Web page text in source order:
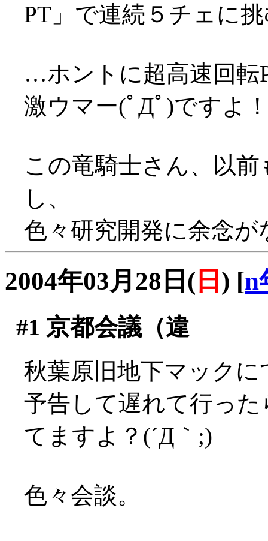
PT」で連続５チェに
…ホントに超高速回転
激ウマー(ﾟДﾟ)ですよ
この竜騎士さん、以
し、
色々研究開発に余念
2004年03月28日( 日 ) [n
#1 京都会議（違
秋葉原旧地下マックに
予告して遅れて行っ
てますよ？(´Д｀;)
色々会談。